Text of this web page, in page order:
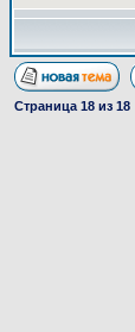
Страница 18 из 18